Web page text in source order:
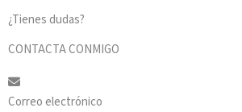
¿Tienes dudas?
CONTACTA CONMIGO
Correo electrónico